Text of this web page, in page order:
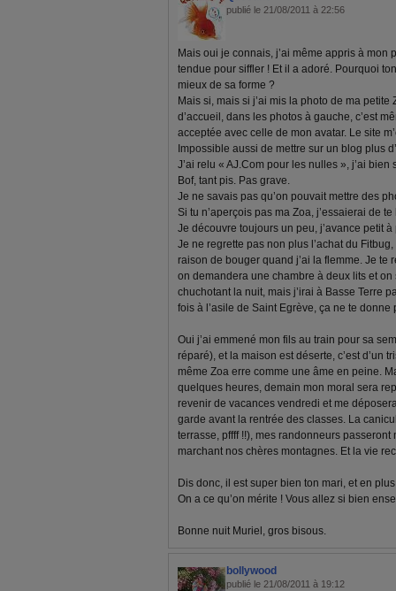
publié le 21/08/2011 à 22:56
Mais oui je connais, j’ai même appris à mon
tendue pour siffler ! Et il a adoré. Pourquoi
mieux de sa forme ?
Mais si, mais si j’ai mis la photo de ma
d’accueil, dans les photos à gauche, c’est
acceptée avec celle de mon avatar. Le site
Impossible aussi de mettre sur un blog plus
J’ai relu « AJ.Com pour les nulles », j’ai
Bof, tant pis. Pas grave.
Je ne savais pas qu’on pouvait mettre des
Si tu n’aperçois pas ma Zoa, j’essaierai de
Je découvre toujours un peu, j’avance petit à
Je ne regrette pas non plus l’achat du
raison de bouger quand j’ai la flemme. Je te
on demandera une chambre à deux lits et
chuchotant la nuit, mais j’irai à Basse Terre
fois à l’asile de Saint Egrève, ça ne te donne
Oui j’ai emmené mon fils au train pour sa
réparé), et la maison est déserte, c’est d’un
même Zoa erre comme une âme en peine.
quelques heures, demain mon moral sera
revenir de vacances vendredi et me
garde avant la rentrée des classes. La
terrasse, pffff !!), mes randonneurs
marchant nos chères montagnes. Et la vie
Dis donc, il est super bien ton mari, et en
On a ce qu’on mérite ! Vous allez si bien
Bonne nuit Muriel, gros bisous.
bollywood
publié le 21/08/2011 à 19:12